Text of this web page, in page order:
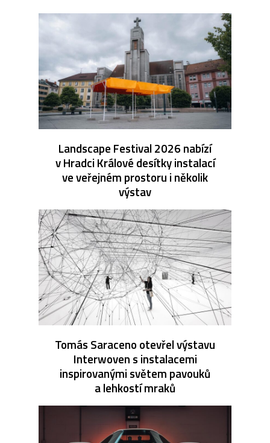
Landscape Festival 2026 nabízí
v Hradci Králové desítky instalací
ve veřejném prostoru i několik
výstav
Tomás Saraceno otevřel výstavu
Interwoven s instalacemi
inspirovanými světem pavouků
a lehkostí mraků